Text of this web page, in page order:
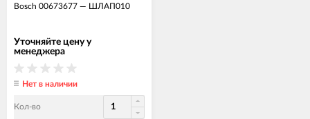
Bosch 00673677 — ШЛАП010
Уточняйте цену у
менеджера
Нет в наличии
Кол-во